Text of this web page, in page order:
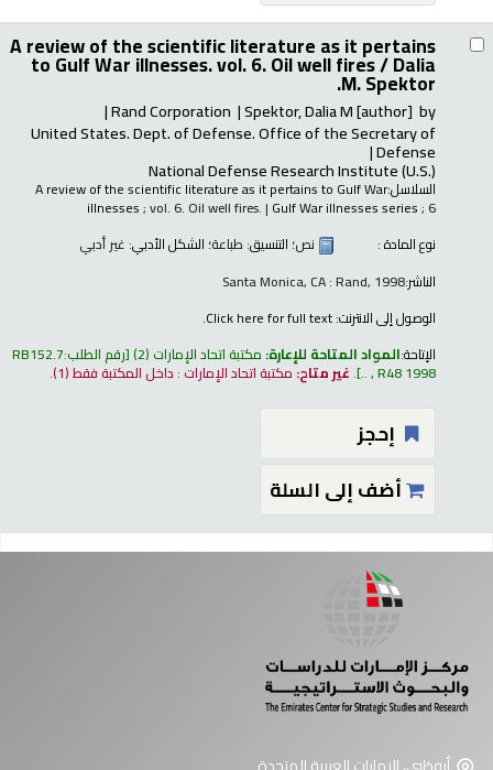
A review of the scientific literature as it pertains
to Gulf War illnesses. vol. 6. Oil well fires /Dalia
M. Spektor.
by
Spektor, Dalia M[author]
Rand Corporation
United States. Dept. of Defense. Office of the Secretary of
Defense
National Defense Research Institute (U.S.)
السلاسل:A review of the scientific literature as it pertains to Gulf War
illnesses; vol. 6. Oil well fires.| Gulf War illnesses series; 6
نوع المادة :
نص؛ التنسيق: طباعة؛ الشكل الأدبي: غير أدبي
الناشر:Santa Monica, CA : Rand, 1998
الوصول إلى الانترنت:Click here for full text.
الإتاحة:المواد المتاحة للإعارة: مكتبة اتحاد الإمارات (2) رقم الطلب:RB152.7
R48 1998 , ..
.غير متاح:مكتبة اتحاد الإمارات : داخل المكتبة فقط(1).
إحجز
أضف إلى السلة